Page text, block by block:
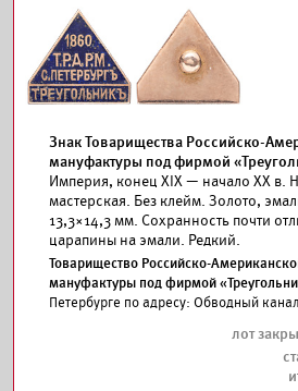
Знак Товарищества Российско-
мануфактуры под фирмой
Империя, конец XIX — начало XX в.
мастерская. Без клейм. Золото,
13,3×14,3 мм. Сохранность почти
царапины на эмали. Редкий.
Товарищество Российско-
мануфактуры под фирмой
Петербурге по адресу: Обводный